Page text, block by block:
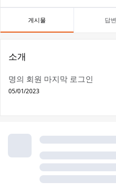
게시물 답변
소개
명의 회원 마지막 로그인
05/01/2023